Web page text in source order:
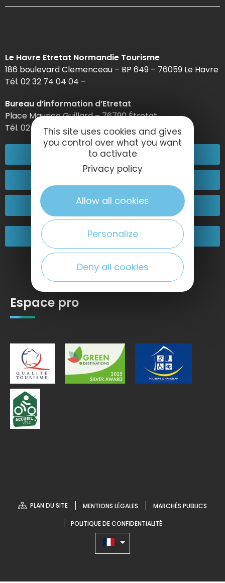
Le Havre Etretat Normandie Tourisme
186 boulevard Clemenceau – BP 649 – 76059 Le Havre
Tél. 02 32 74 04 04 –
Bureau d’information d’Etretat
Place Maurice Guillard – 76790 Étretat
Tél. 02 35 27 05 21
02 32 74 04 04
Passez nous voir !
Nos engagements
Espace pro
PLAN DU SITE MENTIONS LÉGALES MARCHÉS PUBLICS
POLITIQUE DE CONFIDENTIALITÉ
This site uses cookies and gives
you control over what you want
to activate
Privacy policy
Allow all cookies
Personalize
Deny all cookies